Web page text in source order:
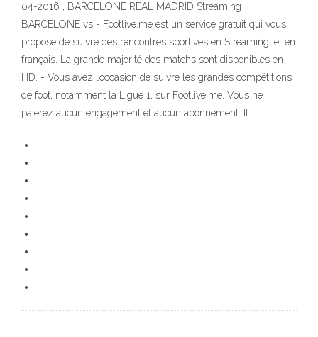
04-2016 , BARCELONE REAL MADRID Streaming
BARCELONE vs - Footlive.me est un service gratuit qui vous
propose de suivre des rencontres sportives en Streaming, et en
français. La grande majorité des matchs sont disponibles en
HD. - Vous avez l’occasion de suivre les grandes compétitions
de foot, notamment la Ligue 1, sur Footlive.me. Vous ne
paierez aucun engagement et aucun abonnement. Il